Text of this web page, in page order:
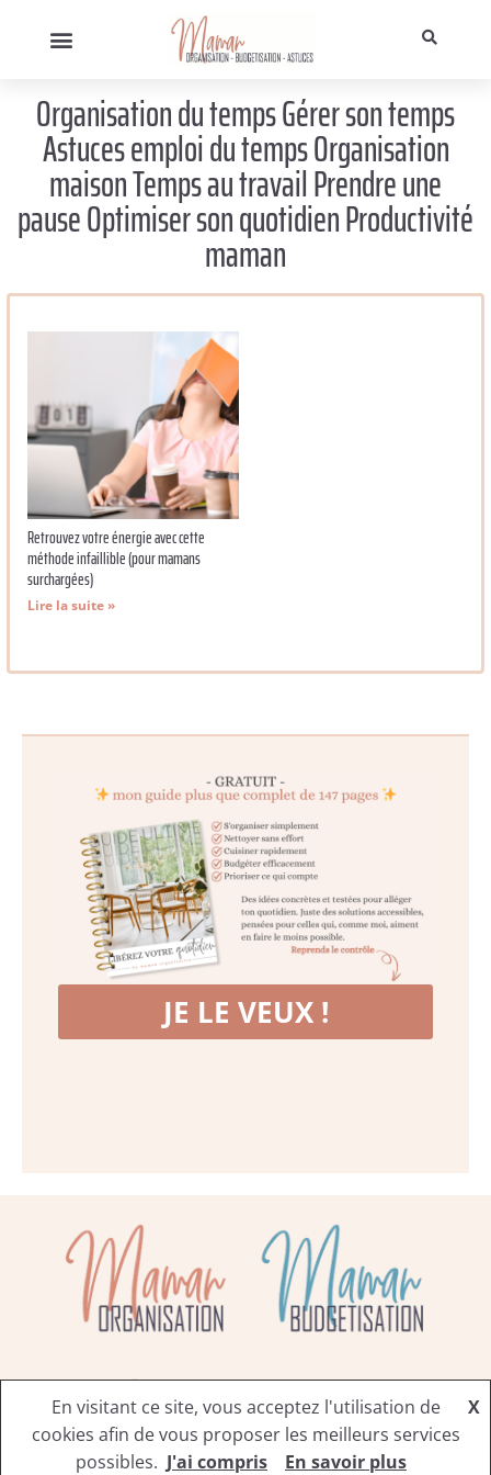
Organisation du temps Gérer son temps
Astuces emploi du temps Organisation
maison Temps au travail Prendre une
pause Optimiser son quotidien Productivité
maman
Retrouvez votre énergie avec cette
méthode infaillible (pour mamans
surchargées)
Lire la suite »
JE LE VEUX !
COPYRIGHT © 2025 Maman Organisation
Mentions LégalesPlan du site
En visitant ce site, vous acceptez l'utilisation de
cookies afin de vous proposer les meilleurs services
possibles.
X
J'ai compris En savoir plus